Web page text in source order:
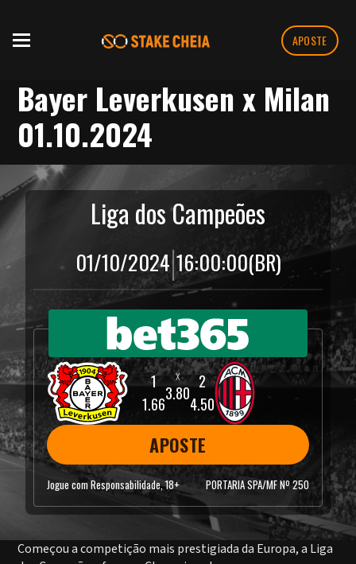
APOSTE
Bayer Leverkusen x Milan
01.10.2024
Liga dos Campeões
01/10/2024|16:00:00(BR)
1.66
3.80
4.50
APOSTE
Jogue com Responsabilidade, 18+ PORTARIA SPA/MF Nº 250
Começou a competição mais prestigiada da Europa, a Liga